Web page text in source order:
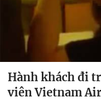
Hành khách đi
viên Vietnam